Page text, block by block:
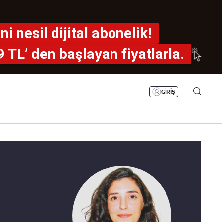
nesil dijital abonelik!
TL’ den başlayan fiyatlarla.
GİRİŞ
Namaz Vakitleri
Sesli Yayınlar